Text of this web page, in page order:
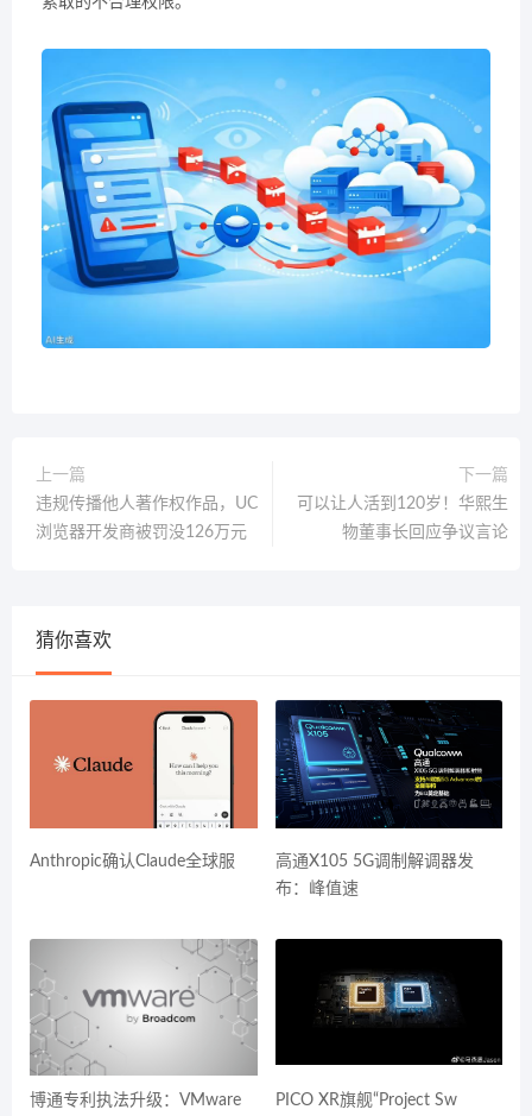
上一篇
违规传播他人著作权作品，UC
浏览器开发商被罚没126万元
下一篇
可以让人活到120岁！华熙生
物董事长回应争议言论
猜你喜欢
Anthropic确认Claude全球服
高通X105 5G调制解调器发
布：峰值速
博通专利执法升级：VMware
PICO XR旗舰“Project Sw